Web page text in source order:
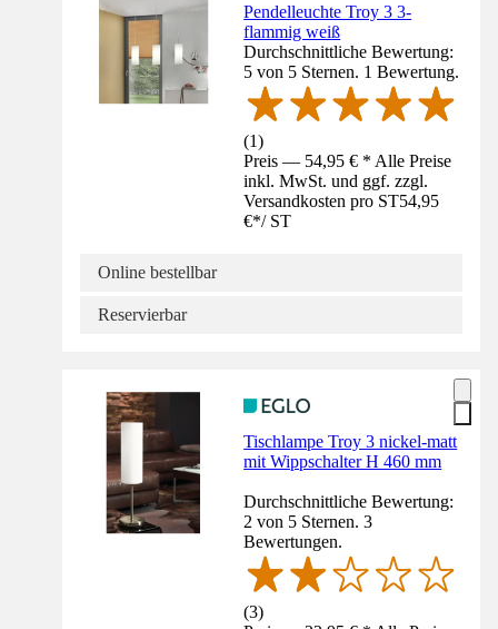
Pendelleuchte Troy 3 3-
flammig weiß
Durchschnittliche Bewertung:
5 von 5 Sternen. 1 Bewertung.
(1)
Preis — 54,95 € * Alle Preise
inkl. MwSt. und ggf. zzgl.
Versandkosten pro ST54,95
€*/ ST
Online bestellbar
Reservierbar
Tischlampe Troy 3 nickel-matt
mit Wippschalter H 460 mm
Durchschnittliche Bewertung:
2 von 5 Sternen. 3
Bewertungen.
(3)